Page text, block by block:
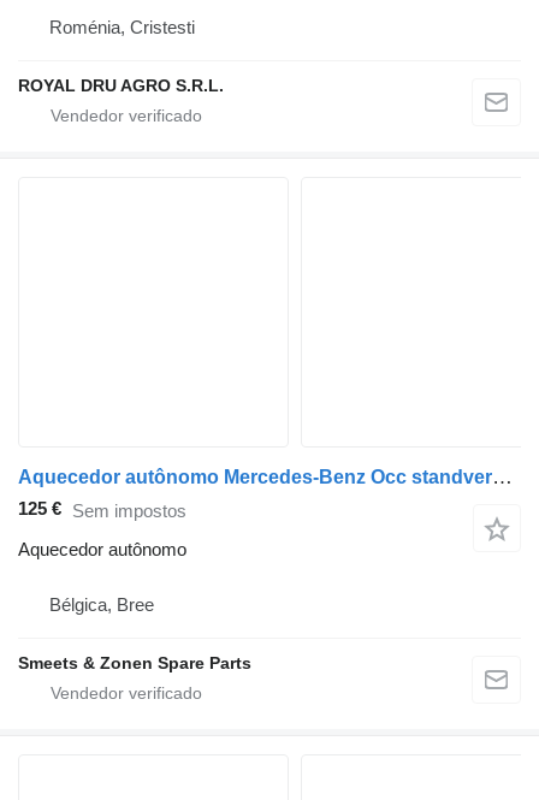
Roménia, Cristesti
ROYAL DRU AGRO S.R.L.
Aquecedor autônomo Mercedes-Benz Occ standverwarming HL 32D Air Top 32 Mercedes para camião
125 € Sem impostos
Aquecedor autônomo
Bélgica, Bree
Smeets & Zonen Spare Parts